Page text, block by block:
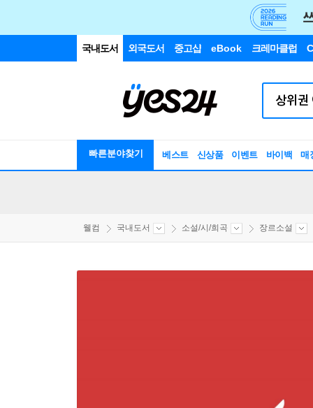
국내도서 외국도서 중고샵 eBook 크레마클럽
빠른분야찾기 베스트 신상품 이벤트 바이백 매
웰컴 국내도서 소설/시/희곡 장르소설